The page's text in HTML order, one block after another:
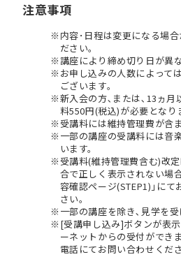
注意事項
内容･日程は変更になる場
ださい。
講座により締め切り日が異な
お申し込みの人数によって
ございます。
新入会の方､または､13ヵ月
料550円(税込)が必要となり
受講料には維持管理費が含
一部の講座の受講料には音
います。
受講料(維持管理費含む)改
合で正しく表示されない場
容確認ページ(STEP1)｣に
さい。
一部の講座を除き､見学を受
[受講申し込み]ボタンが表
ーネットからの受付ができ
電話にてお問い合わせくださ